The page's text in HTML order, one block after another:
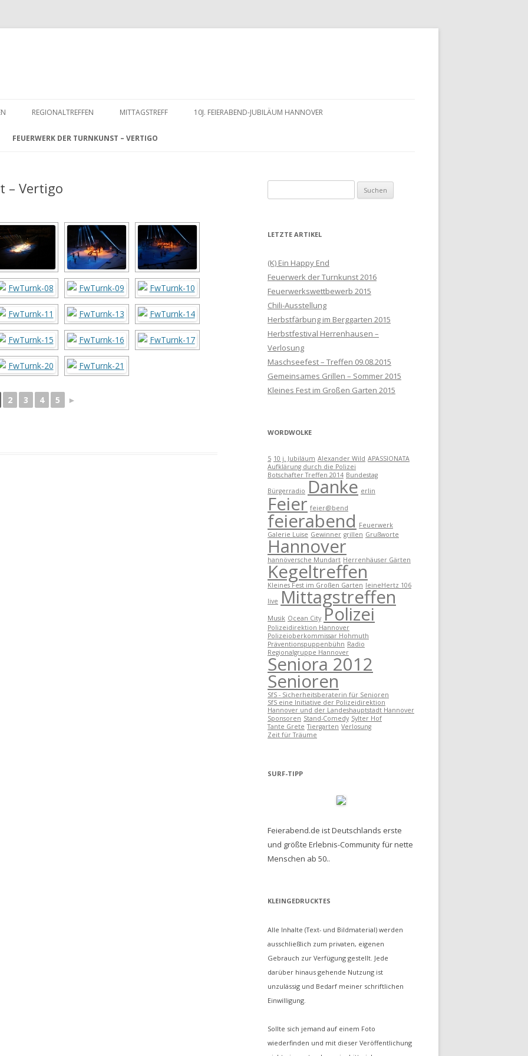
Inhalt
REGIONALTREFFEN MITTAGSTREFF 10J. FEIERABEND-JUBILÄUM HANNOVER
FEUERWERK DER TURNKUNST – VERTIGO
– Vertigo
2 3 4 5 ►
nach:
LETZTE ARTIKEL
(K) Ein Happy End
Feuerwerk der Turnkunst 2016
Feuerwerkswettbewerb 2015
Chili-Ausstellung
Herbstfärbung im Berggarten 2015
Herbstfestival Herrenhausen –
Verlosung
Maschseefest – Treffen 09.08.2015
Gemeinsames Grillen – Sommer 2015
Kleines Fest im Großen Garten 2015
WORDWOLKE
5 10 j. Jubiläum Alexander Wild APASSIONATA
Aufklärung durch die Polizei
Botschafter Treffen 2014 Bundestag
Bürgerradio Danke erlin
Feier feier@bend
feierabend Feuerwerk
Galerie Luise Gewinner grillen Grußworte
Hannover
hannöversche Mundart Herrenhäuser Gärten
Kegeltreffen
Kleines Fest im Großen Garten leineHertz 106
live Mittagstreffen
Musik Ocean City Polizei
Polizeidirektion Hannover
Polizeioberkommissar Hohmuth
Präventionspuppenbühn Radio
Regionalgruppe Hannover
Seniora 2012
Senioren
SfS - Sicherheitsberaterin für Senioren
SfS eine Initiative der Polizeidirektion
Hannover und der Landeshauptstadt Hannover
Sponsoren Stand-Comedy Sylter Hof
Tante Grete Tiergarten Verlosung
Zeit für Träume
SURF-TIPP
Feierabend.de ist Deutschlands erste
und größte Erlebnis-Community für nette
Menschen ab 50..
KLEINGEDRUCKTES
Alle Inhalte (Text- und Bildmaterial) werden
ausschließlich zum privaten, eigenen
Gebrauch zur Verfügung gestellt. Jede
darüber hinaus gehende Nutzung ist
unzulässig und Bedarf meiner schriftlichen
Einwilligung.
Sollte sich jemand auf einem Foto
wiederfinden und mit dieser Veröffentlichung